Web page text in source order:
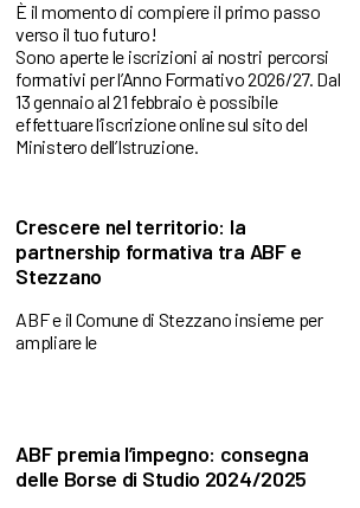
È il momento di compiere il primo passo
verso il tuo futuro!
Sono aperte le iscrizioni ai nostri percorsi
formativi per l’Anno Formativo 2026/27. Dal
13 gennaio al 21 febbraio è possibile
effettuare l’iscrizione online sul sito del
Ministero dell’Istruzione.
Crescere nel territorio: la
partnership formativa tra ABF e
Stezzano
ABF e il Comune di Stezzano insieme per
ampliare le
ABF premia l’impegno: consegna
delle Borse di Studio 2024/2025